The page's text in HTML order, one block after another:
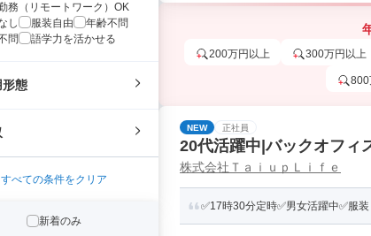
務（リモートワーク）OK
し
服装自由
年齢不問
問
語学力を活かせる
形態
すべての条件をクリア
新着のみ
200万円以上 300万円以上
800
NEW 正社員
20代活躍中|バックオフィ
株式会社ＴａｉｕｐＬｉｆｅ
✅17時30分定時✅男女活躍中✅服